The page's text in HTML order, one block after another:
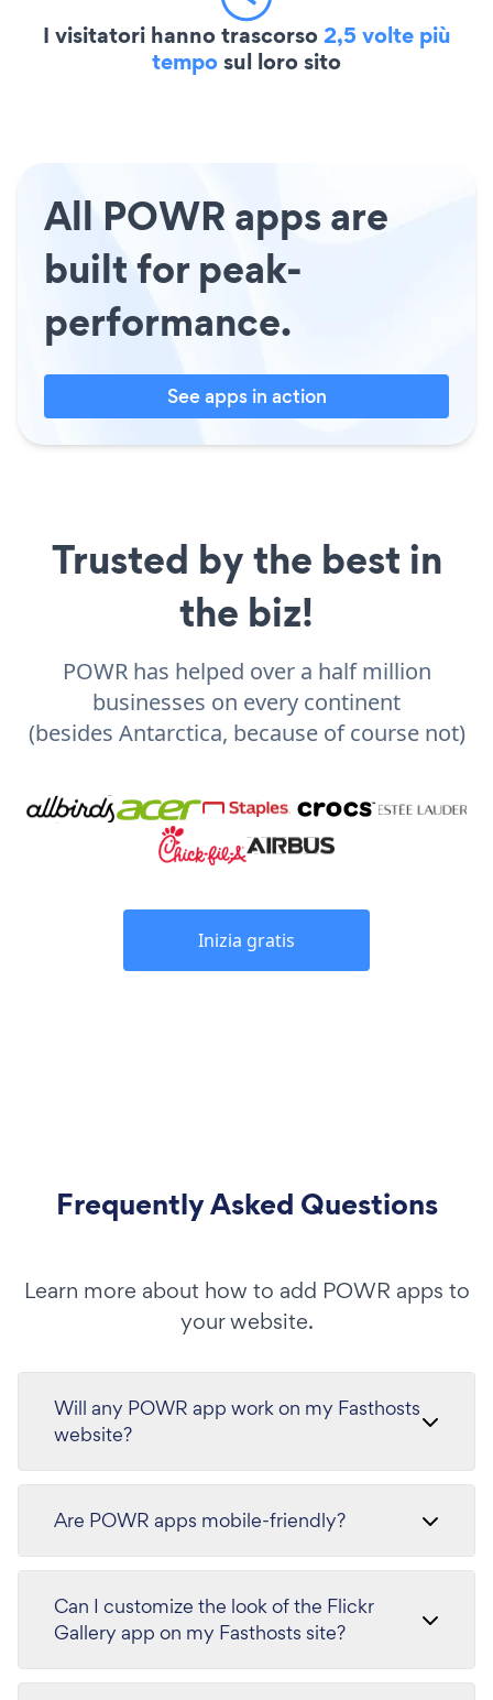
I visitatori hanno trascorso2,5 volte più
temposul loro sito
All POWR apps are
built for peak-
performance.
See apps in action
Trusted by the best in
the biz!
POWR has helped over a half million
businesses on every continent
(besides Antarctica, because of course not)
Inizia gratis
Frequently Asked Questions
Learn more about how to add POWR apps to
your website.
Will any POWR app work on my Fasthosts
website?
Are POWR apps mobile-friendly?
Can I customize the look of the Flickr
Gallery app on my Fasthosts site?